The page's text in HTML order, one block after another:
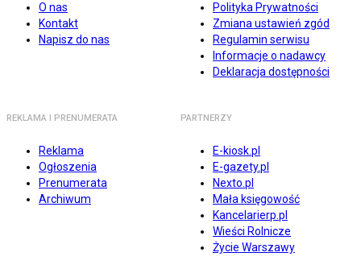
O nas
Kontakt
Napisz do nas
Polityka Prywatności
Zmiana ustawień zgód
Regulamin serwisu
Informacje o nadawcy
Deklaracja dostępności
REKLAMA I PRENUMERATA
Reklama
Ogłoszenia
Prenumerata
Archiwum
PARTNERZY
E-kiosk.pl
E-gazety.pl
Nexto.pl
Mała księgowość
Kancelarierp.pl
Wieści Rolnicze
Życie Warszawy